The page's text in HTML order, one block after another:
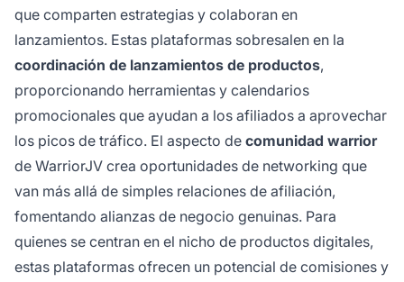
que comparten estrategias y colaboran en
lanzamientos. Estas plataformas sobresalen en la
coordinación de lanzamientos de productos,
proporcionando herramientas y calendarios
promocionales que ayudan a los afiliados a aprovechar
los picos de tráfico. El aspecto de comunidad warrior
de WarriorJV crea oportunidades de networking que
van más allá de simples relaciones de afiliación,
fomentando alianzas de negocio genuinas. Para
quienes se centran en el nicho de productos digitales,
estas plataformas ofrecen un potencial de comisiones y